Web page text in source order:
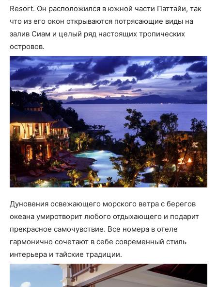
Resort. Он расположился в южной части Паттайи, так
что из его окон открываются потрясающие виды на
залив Сиам и целый ряд настоящих тропических
островов.
Дуновения освежающего морского ветра с берегов
океана умиротворит любого отдыхающего и подарит
прекрасное самочувствие. Все номера в отеле
гармонично сочетают в себе современный стиль
интерьера и тайские традиции.